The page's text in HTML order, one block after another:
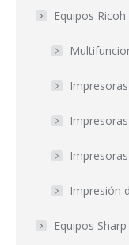
Equipos Ricoh
Impresión
Equipos Sharp